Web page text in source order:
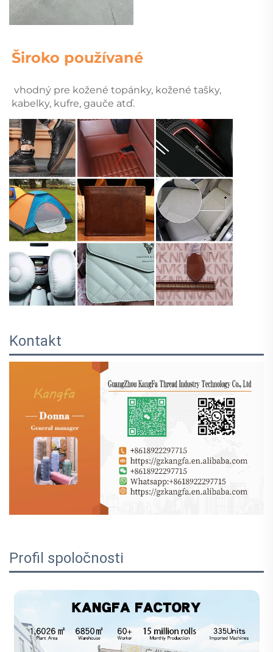
Široko používané
kabelky, kufre, gauče atď.
Kontakt
Profil spoločnosti